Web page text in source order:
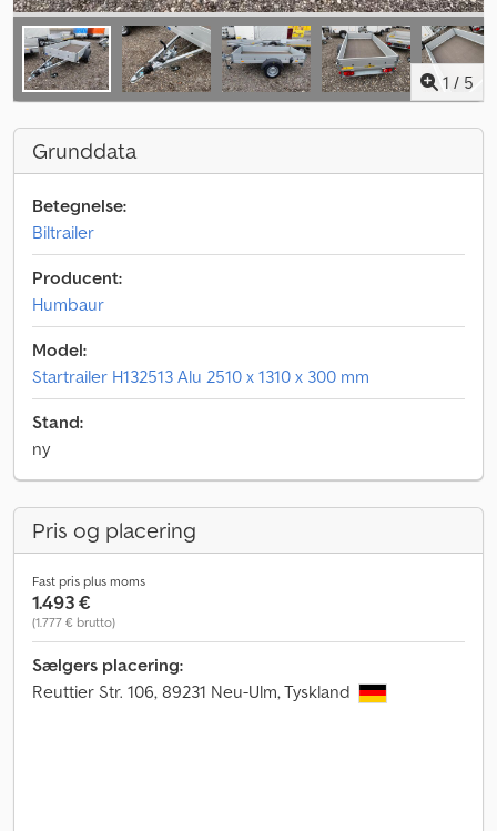
1 / 5
Grunddata
Betegnelse:
Biltrailer
Producent:
Humbaur
Model:
Startrailer H132513 Alu 2510 x 1310 x 300 mm
Stand:
ny
Pris og placering
Fast pris plus moms
1.493 €
(1.777 € brutto)
Sælgers placering:
Reuttier Str. 106, 89231 Neu-Ulm, Tyskland